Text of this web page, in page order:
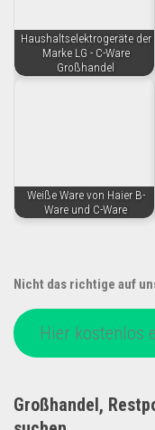
Haushaltselektrogeräte der
Marke LG - C-Ware
Großhandel
Weiße Ware von Haier B-
Ware und C-Ware
Nicht das richtige auf
Hier kostenlos
Großhandel,